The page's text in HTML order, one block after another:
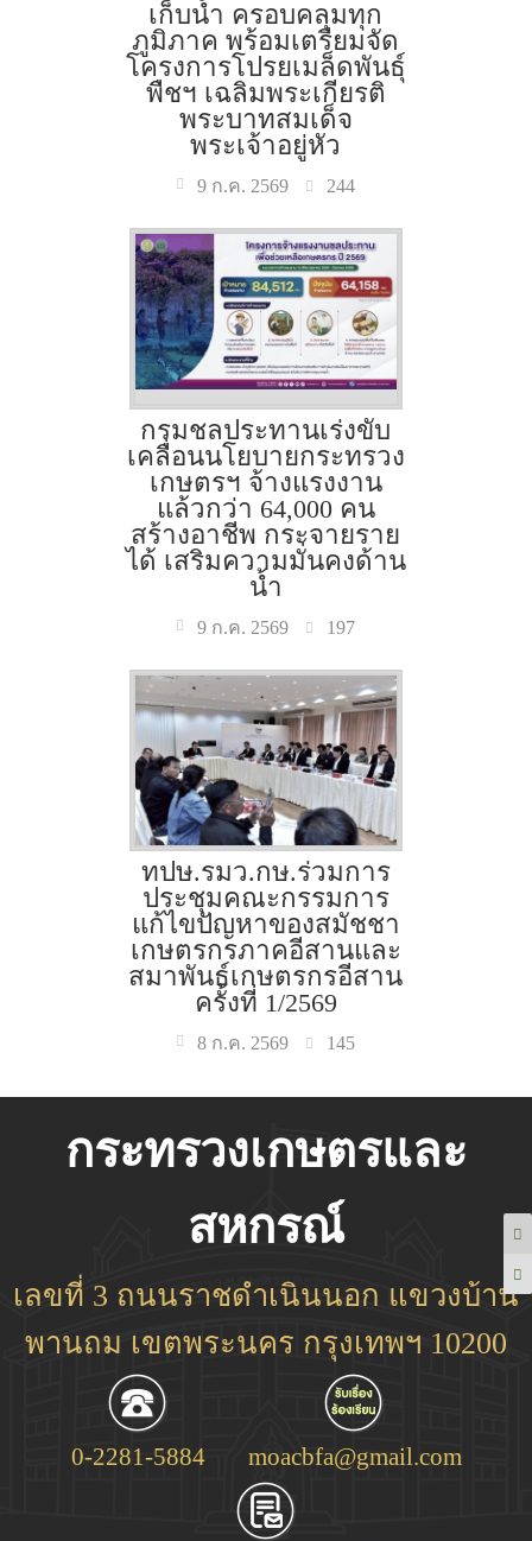
เก็บน้ำ ครอบคลุมทุก
ภูมิภาค พร้อมเตรียมจัด
โครงการโปรยเมล็ดพันธุ์
พืชฯ เฉลิมพระเกียรติ
พระบาทสมเด็จ
พระเจ้าอยู่หัว
9 ก.ค. 2569 244
กรมชลประทานเร่งขับ
เคลื่อนนโยบายกระทรวง
เกษตรฯ จ้างแรงงาน
แล้วกว่า 64,000 คน
สร้างอาชีพ กระจายราย
ได้ เสริมความมั่นคงด้าน
น้ำ
9 ก.ค. 2569 197
ทปษ.รมว.กษ.ร่วมการ
ประชุมคณะกรรมการ
แก้ไขปัญหาของสมัชชา
เกษตรกรภาคอีสานและ
สมาพันธ์เกษตรกรอีสาน
ครั้งที่ 1/2569
8 ก.ค. 2569 145
กระทรวงเกษตรและ
สหกรณ์
เลขที่ 3 ถนนราชดำเนินนอก แขวงบ้าน
พานถม เขตพระนคร กรุงเทพฯ 10200
0-2281-5884 moacbfa@gmail.com